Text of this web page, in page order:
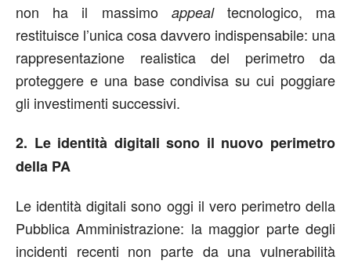
non ha il massimo appealtecnologico, ma
restituisce l’unica cosa davvero indispensabile: una
rappresentazione realistica del perimetro da
proteggere e una base condivisa su cui poggiare
gli investimenti successivi.
2. Le identità digitali sono il nuovo perimetro
della PA
Le identità digitali sono oggi il vero perimetro della
Pubblica Amministrazione: la maggior parte degli
incidenti recenti non parte da una vulnerabilità